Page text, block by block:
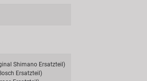
Shimano Ersatzteil)
Ersatzteil)